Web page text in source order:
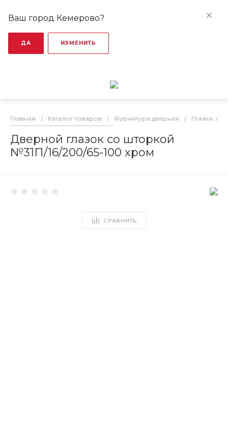
Ваш город Кемерово?
ДА ИЗМЕНИТЬ
Главная / Каталог товаров / Фурнитура дверная / Глазки,
Дверной глазок со шторкой
№31П/16/200/65-100 хром
СРАВНИТЬ